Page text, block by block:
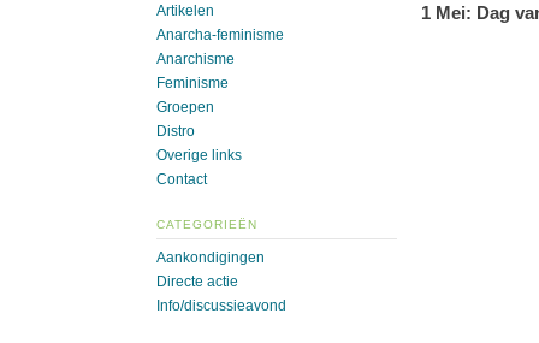
1 Mei: Dag
Artikelen
Anarcha-feminisme
Anarchisme
Feminisme
Groepen
Distro
Overige links
Contact
CATEGORIEËN
Aankondigingen
Directe actie
Info/discussieavond